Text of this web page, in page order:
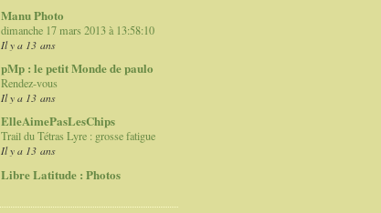
Manu Photo
dimanche 17 mars 2013 à 13:58:10
Il y a 13 ans
pMp : le petit Monde de paulo
Rendez-vous
Il y a 13 ans
ElleAimePasLesChips
Trail du Tétras Lyre : grosse fatigue
Il y a 13 ans
Libre Latitude : Photos